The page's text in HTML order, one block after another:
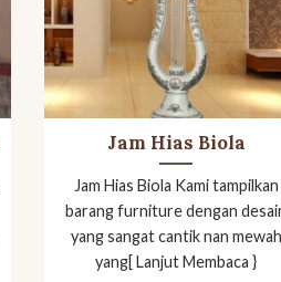
Jam Hias Biola
Jam Hias Biola Kami tampilkan
barang furniture dengan
yang sangat cantik nan mewah
yang[ Lanjut Membaca }